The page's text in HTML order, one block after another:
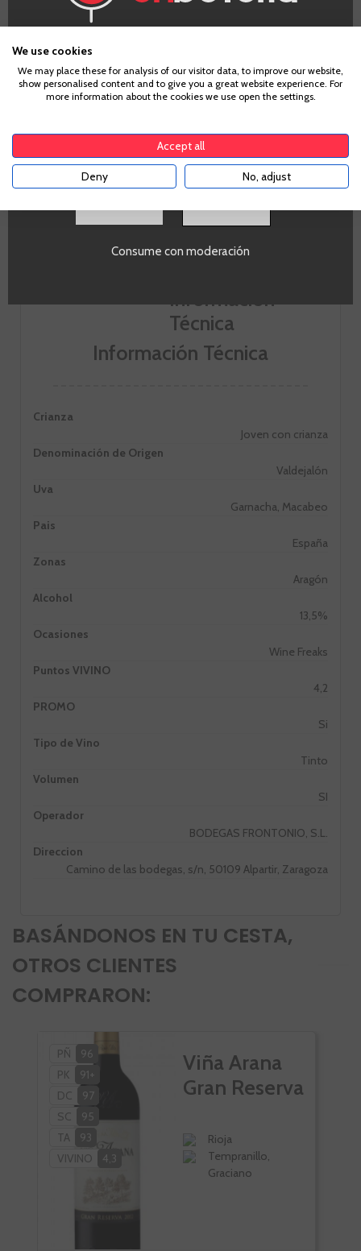
Nariz
Elegante nariz especiada intensa con frambuesa, pimienta
blanca y menta fresca. Notas de clavo y tostadas del
envejecimiento durante 7 meses en barricas de Allier de
500 l .
Boca
Seco, cuerpo ligero, acidez fresca, alcohol integrado,
taninos aterciopelados. Largo, gran intensidad de
balsámicos y aromas complejos debido a la falta de
sulfitos o cualquier otra adición.
Información Técnica
Crianza
Joven con crianza
Denominación de Origen
Valdejalón
Uva
Garnacha, Macabeo
Pais
España
Zonas
Aragón
Alcohol
13,5%
Ocasiones
Wine Freaks
Puntos VIVINO
4,2
PROMO
Si
Tipo de Vino
Tinto
Volumen
SI
Operador
BODEGAS FRONTONIO, S.L.
Direccion
Camino de las bodegas, s/n, 50109 Alpartir, Zaragoza
BASÁNDONOS EN TU CESTA,
OTROS CLIENTES
COMPRARON:
PÑ
96
PK
91+
DC
97
SC
95
TA
93
VIVINO
4,3
Viña Arana
Gran Reserva
Rioja
Tempranillo,
Graciano
¿Eres mayor de edad?
Para acceder a enbotella, debes tener la edad legal de
tu país de residencia, lo cual es suficiente para
aplicable. Confirma si tienes más de18años
Consume con moderación
We use cookies
We may place these for analysis of our visitor data, to improve our website,
show personalised content and to give you a great website experience. For
more information about the cookies we use open the settings.
Accept all
Deny No, adjust